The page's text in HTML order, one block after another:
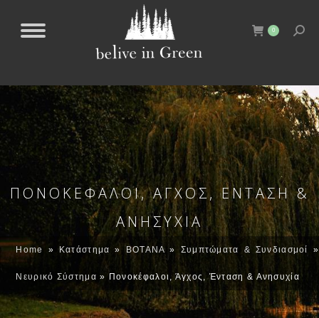
0
ΠΟΝΟΚΈΦΑΛΟΙ, ΆΓΧΟΣ, ΈΝΤΑΣΗ &
ΑΝΗΣΥΧΊΑ
Home » Κατάστημα » ΒΟΤΑΝΑ »Συμπτώματα & Συνδιασμοί »
Νευρικό Σύστημα » Πονοκέφαλοι, Άγχος, Ένταση & Ανησυχία